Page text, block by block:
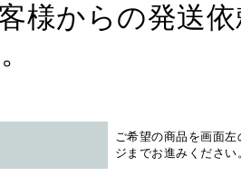
様からの発送
ご希望の商品を画面
ジまでお進みください